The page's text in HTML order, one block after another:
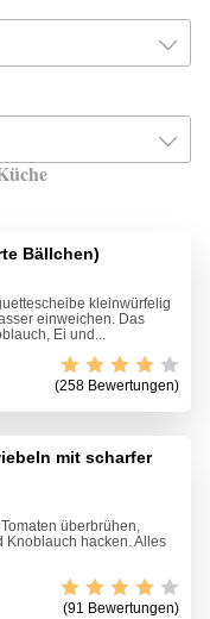
Bällchen)
kleinwürfelig
einweichen. Das
Ei und...
(258 Bewertungen)
mit scharfer
überbrühen,
Knoblauch hacken. Alles
(91 Bewertungen)